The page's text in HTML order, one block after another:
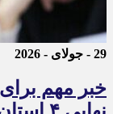
29 - جولای - 2026
خبر مهم